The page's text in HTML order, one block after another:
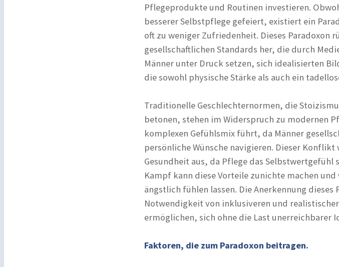
Pflegeprodukte und Routinen investieren.
besserer Selbstpflege gefeiert, existiert ein
oft zu weniger Zufriedenheit. Dieses Paradoxon
gesellschaftlichen Standards her, die durch
Männer unter Druck setzen, sich idealisierten
die sowohl physische Stärke als auch ein
Traditionelle Geschlechternormen, die
betonen, stehen im Widerspruch zu modernen
komplexen Gefühlsmix führt, da Männer
persönliche Wünsche navigieren. Dieser
Gesundheit aus, da Pflege das
Kampf kann diese Vorteile zunichte machen
ängstlich fühlen lassen. Die Anerkennung
Notwendigkeit von inklusiveren und
ermöglichen, sich ohne die Last unerreichbarer
Faktoren, die zum Paradoxon beitragen.